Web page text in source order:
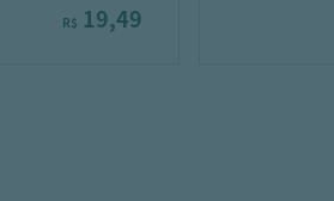
R$ 19,49